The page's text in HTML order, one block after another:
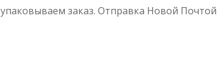
упаковываем заказ. Отправка Новой Почтой